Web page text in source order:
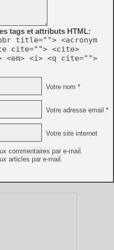
tags et attributs HTML:
title=""> <acronym
cite=""> <cite>
<em> <i> <q cite="">
Votre nom *
Votre adresse email *
Votre site internet
commentaires par e-mail.
articles par e-mail.